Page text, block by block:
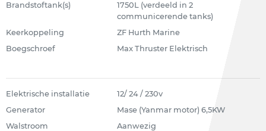
Brandstoftank(s)
1750L (verdeeld in 2
communicerende tanks)
Keerkoppeling
ZF Hurth Marine
Boegschroef
Max Thruster Elektrisch
Elektrische installatie
12/ 24 / 230v
Generator
Mase (Yanmar motor) 6,5KW
Walstroom
Aanwezig